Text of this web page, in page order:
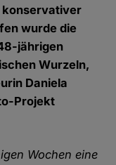
konservativer
wurde die
jährigen
Wurzeln,
Daniela
Projekt
Wochen eine